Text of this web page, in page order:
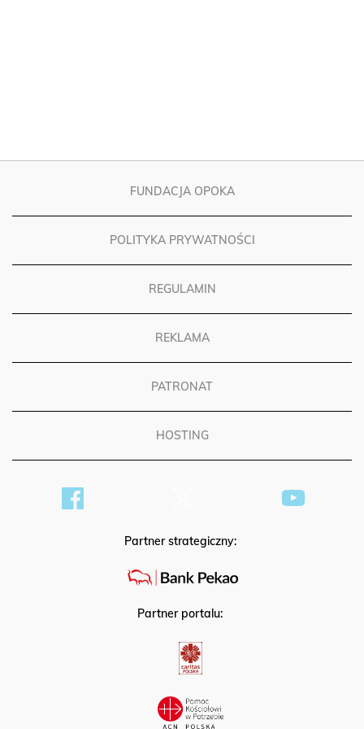
FUNDACJA OPOKA
POLITYKA PRYWATNOŚCI
REGULAMIN
REKLAMA
PATRONAT
HOSTING
Partner strategiczny:
Partner portalu: